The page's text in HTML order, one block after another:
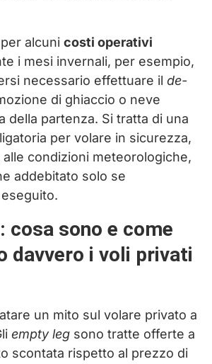
alcuni costi operativi
i mesi invernali, per esempio,
necessario effettuare il de-
di ghiaccio o neve
della partenza. Si tratta di una
per volare in sicurezza,
condizioni meteorologiche,
addebitato solo se
cosa sono e come
davvero i voli privati
un mito sul volare privato a
empty leg sono tratte offerte a
scontata rispetto al prezzo di